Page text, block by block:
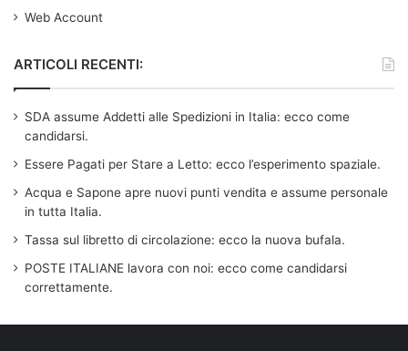
Web Account
ARTICOLI RECENTI:
SDA assume Addetti alle Spedizioni in Italia: ecco come
candidarsi.
Essere Pagati per Stare a Letto: ecco l’esperimento spaziale.
Acqua e Sapone apre nuovi punti vendita e assume personale
in tutta Italia.
Tassa sul libretto di circolazione: ecco la nuova bufala.
POSTE ITALIANE lavora con noi: ecco come candidarsi
correttamente.